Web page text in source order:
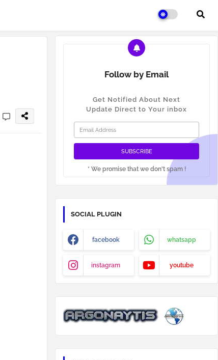
Follow by Email
Get Notified About Next
Update Direct to Your inbox
* We promise that we don't spam !
SOCIAL PLUGIN
facebook whatsapp
instagram youtube